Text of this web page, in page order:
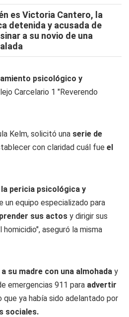
es Victoria Cantero, la
detenida y acusada de
a su novio de una
psicológico y
Carcelario 1 "Reverendo
Kelm, solicitó una serie de
con claridad cuál fue el
la pericia psicológica y
un equipo especializado para
sus actos y dirigir sus
aseguró la misma
a su madre con una almohada y
emergencias 911 para advertir
que ya había sido adelantado por
sociales.